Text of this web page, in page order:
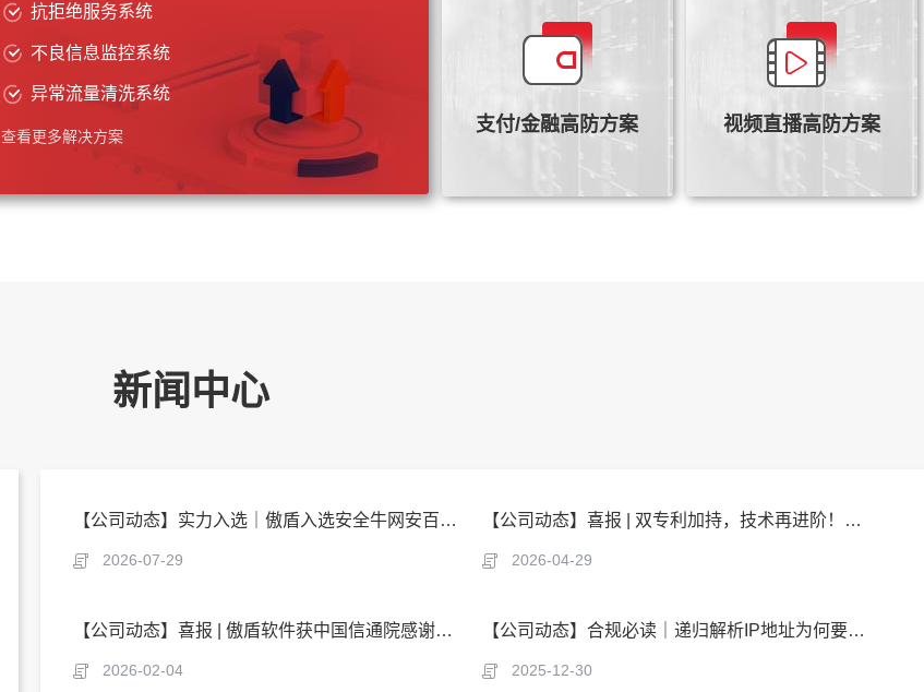
抗拒绝服务系统
不良信息监控系统
异常流量清洗系统
查看更多解决方案
支付/金融高防方案
方案解决了电商客户遭受各
类恶意爬虫导致的网站性能
下降、促销活动资源非法获
成电商客户利益受损的痛点
视频直播高防方案
傲盾为直播/点播平台量身订
制个性化安全解决方案，立
体防护，抵御多种恶意攻
击，保障平台可用性
新闻中心
【公司动态】实力入选｜傲盾入选安全牛网安百强！深耕流量安全细分赛道二十载
2026-07-29
【公司动态】喜报 | 双专利加持，技术再进阶！傲盾筑牢DDoS与加密流量安全防线
2026-04-29
【公司动态】喜报 | 傲盾软件获中国信通院感谢信，以技术硬实力筑牢互联网基础资源安全防线
2026-02-04
【公司动态】合规必读｜递归解析IP地址为何要报备？如何报？
2025-12-30